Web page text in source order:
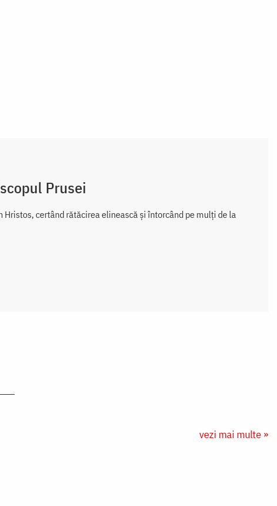
Prusei
certând rătăcirea elinească și întorcând pe mulți de la
vezi mai multe »